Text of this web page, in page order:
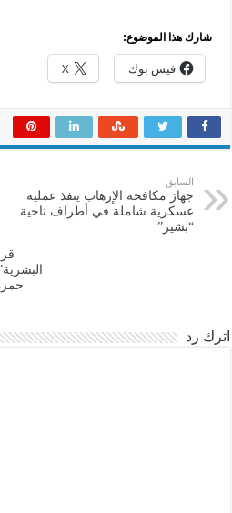
شارك هذا الموضوع:
فيس بوك X
السابق
جهاز مكافحة الإرهاب ينفذ عملية
عسكرية شاملة في أطراف ناحية
“بشير”
اترك رد